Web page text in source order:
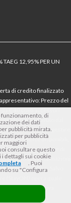
TAEG 12,95% PER UN
di credito finalizzato
Prezzo del
totale dovuto dal
giorni. Al fine di gestire
altre offerte disponibili,
di prendere visione di
alle Informazioni
percorso online. Salvo
(StayON) opera quale
non in esclusiva.
di
dei dati
pubblicità mirata.
per pubblicità
maggiori
consultare questo
dettagli sui cookie
. Puoi
su "Configura